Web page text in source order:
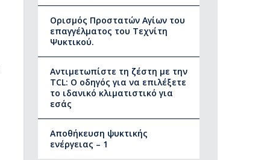
Ορισμός Προστατών Αγίων του
επαγγέλματος του Τεχνίτη
Ψυκτικού.
Αντιμετωπίστε τη ζέστη με την
TCL: Ο οδηγός για να επιλέξετε
το ιδανικό κλιματιστικό για
εσάς
Αποθήκευση ψυκτικής
ενέργειας – 1